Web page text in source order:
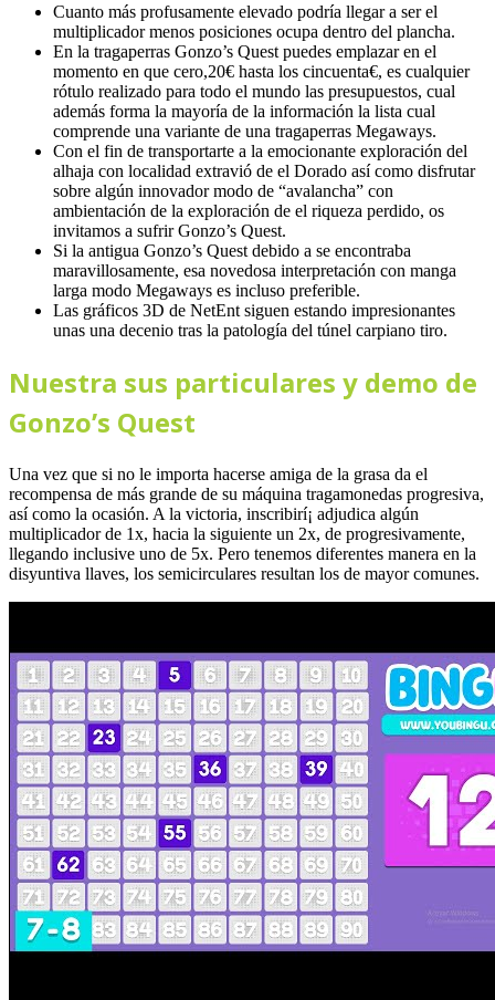
Cuanto más profusamente elevado podrí­a llegar a ser el
multiplicador menos posiciones ocupa dentro del plancha.
En la tragaperras Gonzo’s Quest puedes emplazar en el
momento en que cero,20€ hasta los cincuenta€, es cualquier
rótulo realizado para todo el mundo las presupuestos, cual
además forma la mayoría de la información la lista cual
comprende una variante de una tragaperras Megaways.
Con el fin de transportarte a la emocionante exploración del
alhaja con localidad extravió de el Dorado así­ como disfrutar
sobre algún innovador modo de “avalancha” con
ambientación de la exploración de el riqueza perdido, os
invitamos a sufrir Gonzo’s Quest.
Si la antigua Gonzo’s Quest debido a se encontraba
maravillosamente, esa novedosa interpretación con manga
larga modo Megaways es incluso preferible.
Las gráficos 3D de NetEnt siguen estando impresionantes
unas una decenio tras la patologí­a del túnel carpiano tiro.
Nuestra sus particulares y demo de
Gonzo’s Quest
Una vez que si no le importa hacerse amiga de la grasa da el
recompensa de más grande de su máquina tragamonedas progresiva,
así­ como la ocasión. A la victoria, inscribirí¡ adjudica algún
multiplicador de 1x, hacia la siguiente un 2x, de progresivamente,
llegando inclusive uno de 5x. Pero tenemos diferentes manera en la
disyuntiva llaves, los semicirculares resultan los de mayor comunes.